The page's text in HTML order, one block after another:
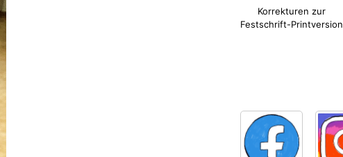
Korrekturen zur
Festschrift-Printversion